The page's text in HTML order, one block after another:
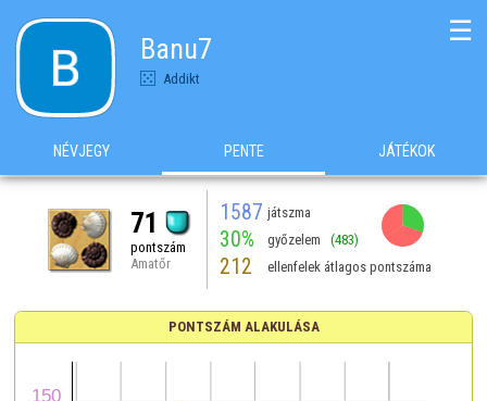
Banu7
Addikt
☰
NÉVJEGY PENTE JÁTÉKOK
71
pontszám
Amatőr
1587 játszma
30% győzelem (483)
212 ellenfelek átlagos pontszáma
PONTSZÁM ALAKULÁSA